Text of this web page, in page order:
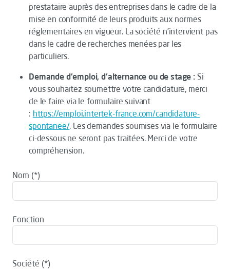
prestataire auprès des entreprises dans le cadre de la
mise en conformité de leurs produits aux normes
réglementaires en vigueur. La société n’intervient pas
dans le cadre de recherches menées par les
particuliers.
Demande d'emploi, d'alternance ou de stage : Si
vous souhaitez soumettre votre candidature, merci
de le faire via le formulaire suivant
: https://emploi.intertek-france.com/candidature-
spontanee/. Les demandes soumises via le formulaire
ci-dessous ne seront pas traitées. Merci de votre
compréhension.
Nom
Fonction
Société